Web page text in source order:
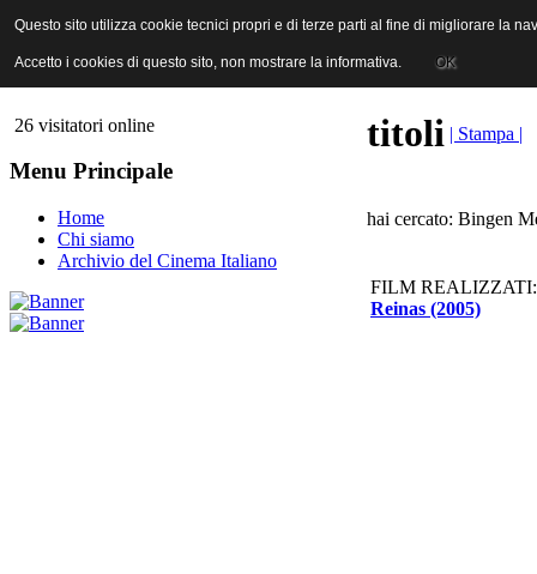
ANICA | Associazione Nazionale Industrie Cinematografiche
26 visitatori online
Menu Principale
Home
Chi siamo
Archivio del Cinema Italiano
titoli | Stampa |
hai cercato: Bingen
FILM REALIZZATI:
Reinas (2005)
Questo sito utilizza cookie tecnici propri e di terze parti al fine di migliorare la
Accetto i cookies di questo sito, non mostrare la informativa. OK
Questo sito utilizza cookie tecnici propri e di terze parti al fine di migliorare la
Accetto i cookies di questo sito, non mostrare la informativa. OK